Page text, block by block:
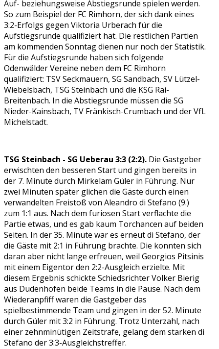
Auf- beziehungsweise Abstiegsrunde spielen werden.
So zum Beispiel der FC Rimhorn, der sich dank eines
3:2-Erfolgs gegen Viktoria Urberach für die
Aufstiegsrunde qualifiziert hat. Die restlichen Partien
am kommenden Sonntag dienen nur noch der Statistik.
Für die Aufstiegsrunde haben sich folgende
Odenwälder Vereine neben dem FC Rimhorn
qualifiziert: TSV Seckmauern, SG Sandbach, SV Lützel-
Wiebelsbach, TSG Steinbach und die KSG Rai-
Breitenbach. In die Abstiegsrunde müssen die SG
Nieder-Kainsbach, TV Fränkisch-Crumbach und der VfL
Michelstadt.
TSG Steinbach - SG Ueberau 3:3 (2:2). Die Gastgeber
erwischten den besseren Start und gingen bereits in
der 7. Minute durch Mirkelam Güler in Führung. Nur
zwei Minuten später glichen die Gäste durch einen
verwandelten Freistoß von Aleandro di Stefano (9.)
zum 1:1 aus. Nach dem furiosen Start verflachte die
Partie etwas, und es gab kaum Torchancen auf beiden
Seiten. In der 35. Minute war es erneut di Stefano, der
die Gäste mit 2:1 in Führung brachte. Die konnten sich
daran aber nicht lange erfreuen, weil Georgios Pitsinis
mit einem Eigentor den 2:2-Ausgleich erzielte. Mit
diesem Ergebnis schickte Schiedsrichter Volker Bierig
aus Dudenhofen beide Teams in die Pause. Nach dem
Wiederanpfiff waren die Gastgeber das
spielbestimmende Team und gingen in der 52. Minute
durch Güler mit 3:2 in Führung. Trotz Unterzahl, nach
einer zehnminütigen Zeitstrafe, gelang dem starken di
Stefano der 3:3-Ausgleichstreffer.